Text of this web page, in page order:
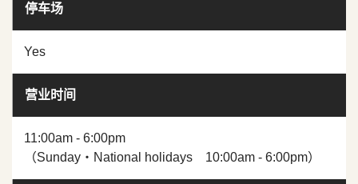
停车场
Yes
营业时间
11:00am - 6:00pm
（Sunday・National holidays 10:00am - 6:00pm）